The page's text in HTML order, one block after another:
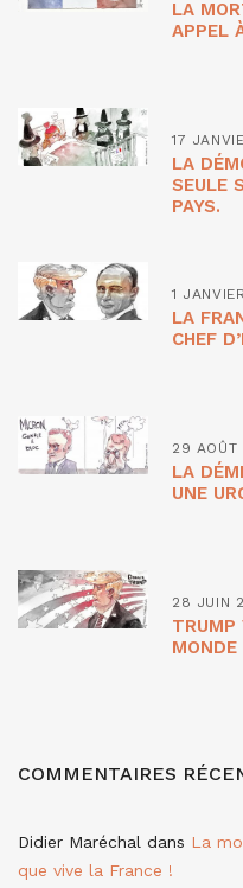
LA
APPEL
17
LA
SEULE
PAYS.
1
LA
CHEF
29 AOÛT
LA
UNE
28 JUIN
TRUMP
MONDE
COMMENTAIRES
Didier Maréchal dans La
que vive la France !